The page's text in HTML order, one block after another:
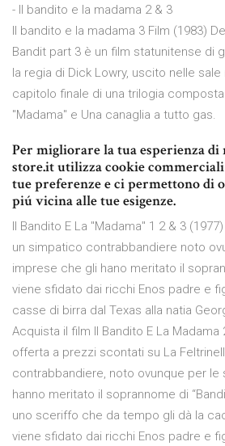
- Il bandito e la madama 2 & 3
Il bandito e la madama 3 Film (1983)
Bandit part 3 è un film statunitense di
la regia di Dick Lowry, uscito nelle
capitolo finale di una trilogia
"Madama" e Una canaglia a tutto gas.
Per migliorare la tua esperienza di
store.it utilizza cookie
tue preferenze e ci permettono
piú vicina alle tue esigenze.
Il Bandito E La "Madama" 1 2 & 3
un simpatico contrabbandiere noto
imprese che gli hano meritato il
viene sfidato dai ricchi Enos padre e
casse di birra dal Texas alla natia
Acquista il film Il Bandito E La Madama
offerta a prezzi scontati su La
contrabbandiere, noto ovunque per le
hanno meritato il soprannome di
uno sceriffo che da tempo gli dà la
viene sfidato dai ricchi Enos padre e